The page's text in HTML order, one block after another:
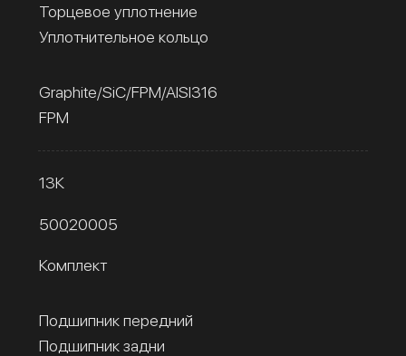
Торцевое уплотнение
Уплотнительное кольцо
Graphite/SiC/FPM/AISI316
FPM
13К
50020005
Комплект
Подшипник передний
Подшипник задни